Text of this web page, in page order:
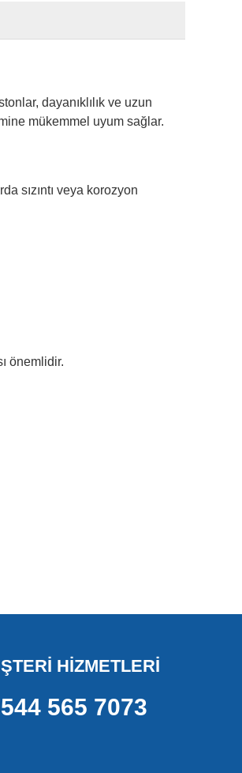
dayanıklılık ve uzun
mükemmel uyum sağlar.
sızıntı veya korozyon
önemlidir.
HİZMETLERİ
565 7073